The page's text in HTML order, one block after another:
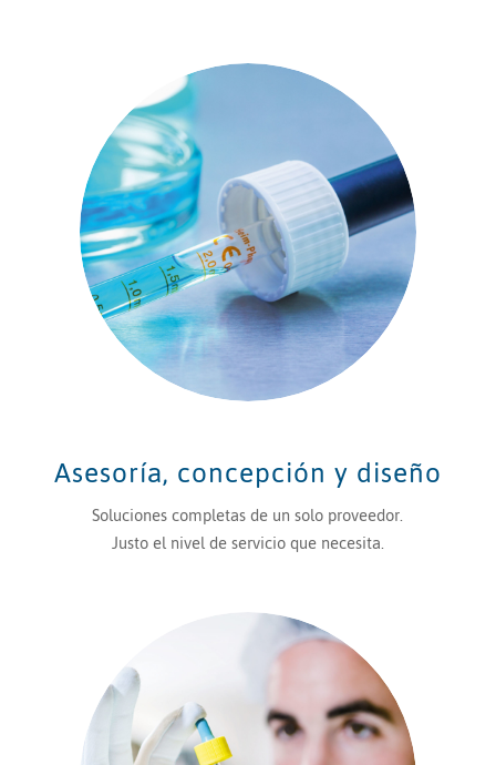
Asesoría, concepción y diseño
Soluciones completas de un solo proveedor.
Justo el nivel de servicio que necesita.